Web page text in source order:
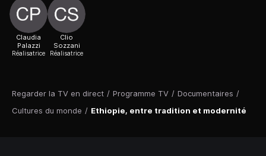
Regarder la TV en direct / Programme TV / Documentaires /
Cultures du monde / Ethiopie, entre tradition et modernité
Claudia
Palazzi
Réalisatrice
Clio
Sozzani
Réalisatrice